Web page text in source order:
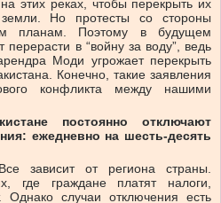
этих реках, чтобы перекрыть их
земли. Но протесты со стороны
планам. Поэтому в будущем
в “войну за воду”, ведь
Моди угрожает перекрыть
Конечно, такие заявления
конфликта между нашими
постоянно отключают
ежедневно на шесть-десять
зависит от региона страны.
где граждане платят налоги,
Однако случаи отключения есть